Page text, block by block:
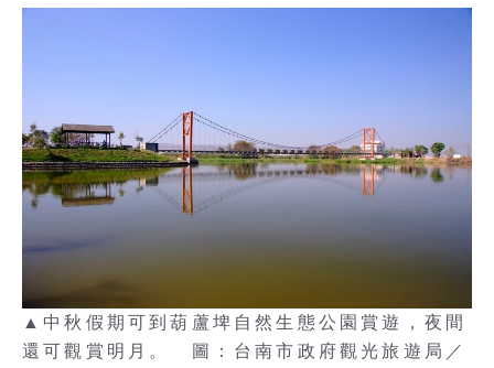
▲中秋假期可到葫蘆埤自然生態公園賞遊，夜間
還可觀賞明月。 圖：台南市政府觀光旅遊局／